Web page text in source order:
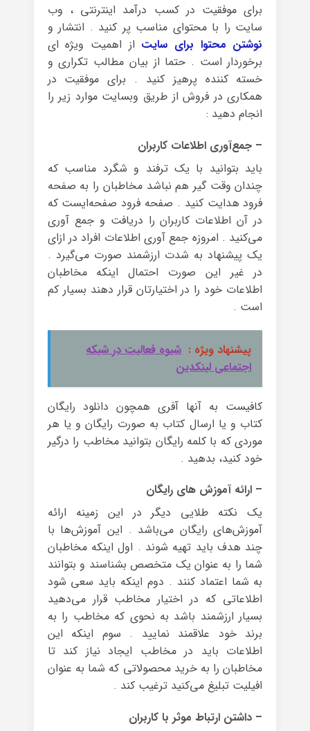
برای موفقیت در کسب درآمد اینترنتی ، وب
سایت را با محتوای مناسب پر کنید . انتشار و
نوشتن محتوا برای سایت از اهمیت ویژه ای
برخوردار است . حتما از بیان مطالب تکراری و
خسته کننده پرهیز کنید . برای موفقیت در
همکاری در فروش از طریق وبسایت موارد زیر را
انجام دهید :
– جمع‌آوری اطلاعات کاربران
باید بتوانید با یک ترفند و شگرد مناسب که
چندان وقت گیر هم نباشد مخاطبان را به صفحه
فرود هدایت کنید . صفحه فرود صفحه‌ایست که
در آن اطلاعات کاربران را دریافت و جمع آوری
می‌کنید . امروزه جمع آوری اطلاعات افراد در ازای
یک پیشنهاد به شدت ارزشمند صورت می‌گیرد .
در غیر این صورت احتمال اینکه مخاطبان
اطلاعات خود را در اختیارتان قرار دهند بسیار کم
است .
پیشنهاد ویژه : شیوه فعالیت در شبکه
اجتماعی لینکدین
کافیست به آنها آفری همچون دانلود رایگان
کتاب و یا ارسال کتاب به صورت رایگان و یا هر
موردی که با کلمه رایگان بتوانید مخاطب را درگیر
خود کنید، بدهید .
– ارائه آموزش های رایگان
یک نکته طلایی دیگر در این زمینه ارائه
آموزش‌های رایگان می‌باشد . این آموزش‌ها با
چند هدف باید تهیه شوند . اول اینکه مخاطبان
شما را به عنوان یک متخصص بشناسند و بتوانند
به شما اعتماد کنند . دوم اینکه باید سعی شود
اطلاعاتی که در اختیار مخاطب قرار می‌دهید
بسیار ارزشمند باشد به نحوی که مخاطب را به
برند خود علاقمند نمایید . سوم اینکه این
اطلاعات باید در مخاطب ایجاد نیاز کند تا
مخاطبان را به خرید محصولاتی که شما به عنوان
افیلیت تبلیغ می‌کنید ترغیب کند .
– داشتن ارتباط موثر با کاربران